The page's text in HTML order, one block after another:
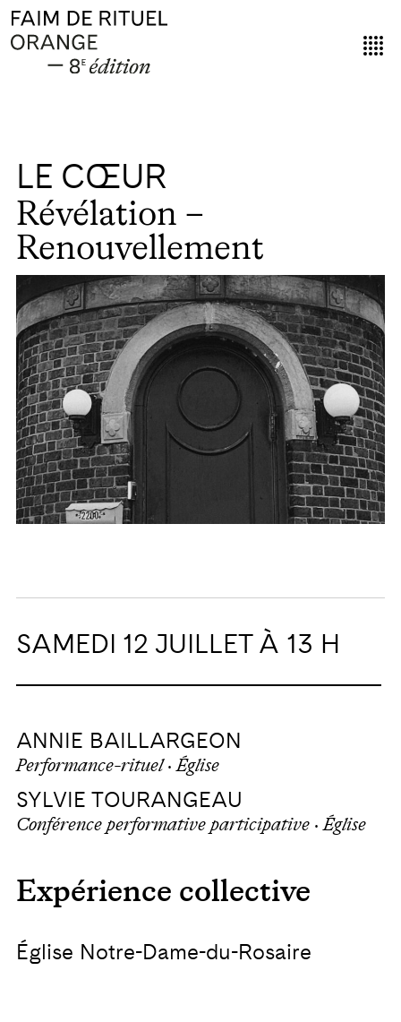
LE CŒUR
Révélation –
Renouvellement
SAMEDI 12 JUILLET À 13 H
ANNIE BAILLARGEON
Performance-rituel · Église
SYLVIE TOURANGEAU
Conférence performative participative · Église
Expérience collective
Église Notre-Dame-du-Rosaire